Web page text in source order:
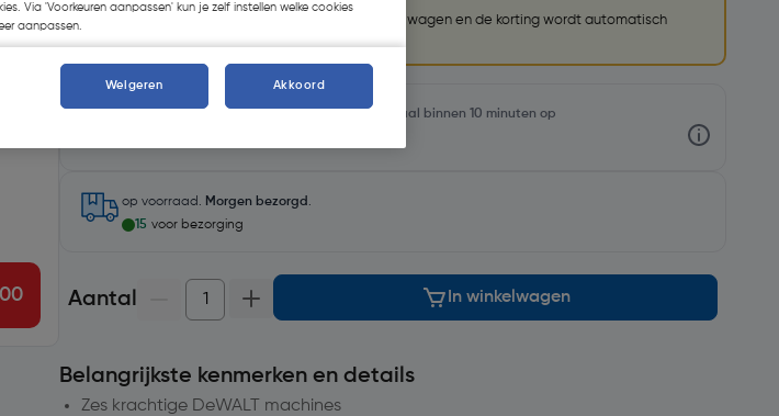
Let op: voeg de gereedschapstas toe aan je winkelwagen en de korting wordt automatisch
verrekend.
Selecteer winkel - Bekijk voorraadniveaus en haal binnen 10 minuten op
op voorraad. Morgen bezorgd .
15 voor bezorging
Aantal In winkelwagen
Belangrijkste kenmerken en details
Zes krachtige DeWALT machines
Via 'Voorkeuren aanpassen' kun je zelf instellen welke cookies
aanpassen.
Weigeren Akkoord